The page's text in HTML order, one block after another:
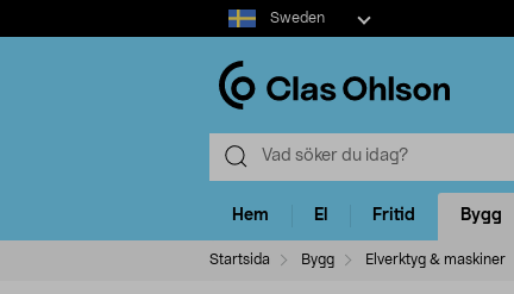
Select
market
Sweden
Hem El Fritid Bygg
Startsida Bygg Elverktyg & maskiner